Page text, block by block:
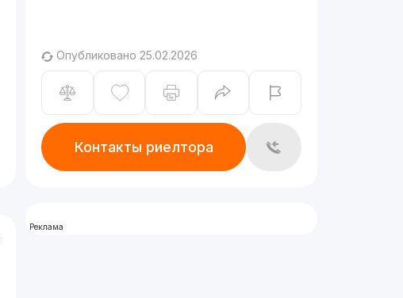
Опубликовано 25.02.2026
Контакты риелтора
Реклама